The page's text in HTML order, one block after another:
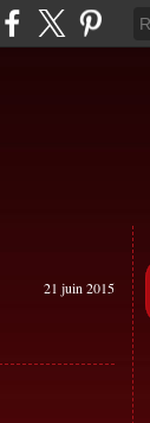
21 juin 2015